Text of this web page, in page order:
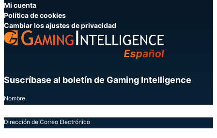
Mi cuenta
Política de cookies
Cambiar los ajustes de privacidad
Suscríbase al boletín de Gaming Intelligence
Nombre
Dirección de Correo Electrónico